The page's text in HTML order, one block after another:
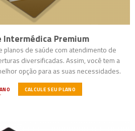
Premium
planos de saúde com atendimento de
diversificadas. Assim, você tem a
opção para as suas necessidades.
CALCULE SEU PLANO